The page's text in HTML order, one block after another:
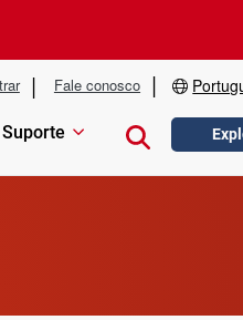
Fale conosco
Suporte Close